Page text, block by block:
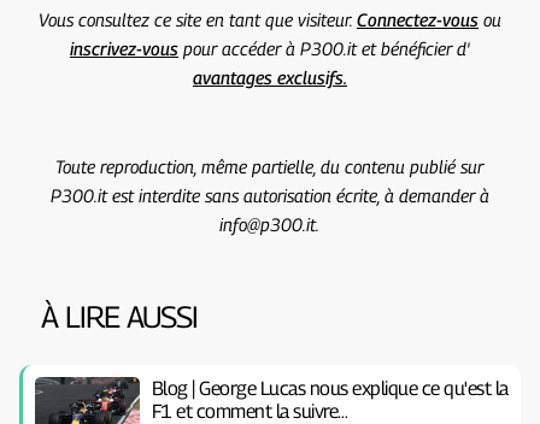
Vous consultez ce site en tant que visiteur. Connectez-vousou
inscrivez-vouspour accéder à P300.it et bénéficier d'
avantages exclusifs.
Toute reproduction, même partielle, du contenu publié sur
P300.it est interdite sans autorisation écrite, à demander à
info@p300.it.
À LIRE AUSSI
Blog | George Lucas nous explique ce qu'est la
F1 et comment la suivre…